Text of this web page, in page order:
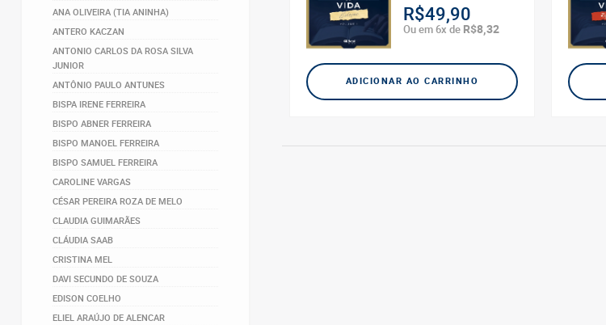
ANA OLIVEIRA (TIA ANINHA)
ANTERO KACZAN
ANTONIO CARLOS DA ROSA SILVA
JUNIOR
ANTÔNIO PAULO ANTUNES
BISPA IRENE FERREIRA
BISPO ABNER FERREIRA
BISPO MANOEL FERREIRA
BISPO SAMUEL FERREIRA
CAROLINE VARGAS
CÉSAR PEREIRA ROZA DE MELO
CLAUDIA GUIMARÃES
CLÁUDIA SAAB
CRISTINA MEL
DAVI SECUNDO DE SOUZA
EDISON COELHO
ELIEL ARAÚJO DE ALENCAR
R$49,90
Ou em 6x de R$8,32
ADICIONAR AO CARRINHO